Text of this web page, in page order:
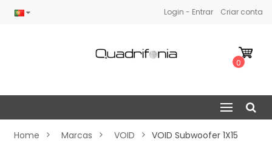
Login - Entrar Criar conta
0
Home Marcas VOID VOID Subwoofer 1X15